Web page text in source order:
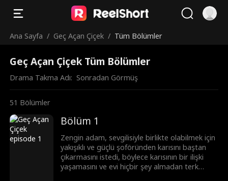
Ana Sayfa / Geç Açan Çiçek / Tüm Bölümler
Geç Açan Çiçek Tüm Bölümler
Drama Takma Adı: Sonradan Görmüş
51 Bölümler
Bölüm 1
Zengin adam, sevgilisiyle birlikte olabilmek için
yakışıklı ve güçlü şoföründen karısını baştan
çıkarmasını istedi, böylece karısının bir ilişki
yaşamasını ve evi hiçbir şey almadan terk